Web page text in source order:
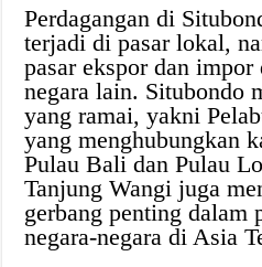
Perdagangan di
terjadi di pasar lokal,
pasar ekspor dan impor
negara lain. Situbondo
yang ramai, yakni
yang menghubungkan
Pulau Bali dan Pulau
Tanjung Wangi juga
gerbang penting dalam
negara-negara di Asia